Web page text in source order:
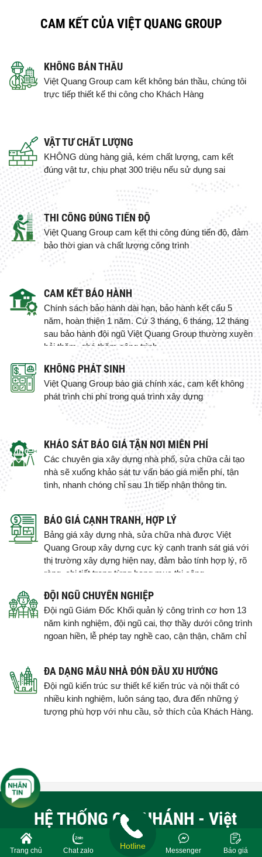
CAM KẾT CỦA VIỆT QUANG GROUP
KHÔNG BÁN THẦU
Việt Quang Group cam kết không bán thầu, chúng tôi
trực tiếp thiết kế thi công cho Khách Hàng
VẬT TƯ CHẤT LƯỢNG
KHÔNG dùng hàng giả, kém chất lượng, cam kết
đúng vật tư, chịu phạt 300 triệu nếu sử dụng sai
THI CÔNG ĐÚNG TIẾN ĐỘ
Việt Quang Group cam kết thi công đúng tiến độ, đảm
bảo thời gian và chất lượng công trình
CAM KẾT BẢO HÀNH
Chính sách bảo hành dài hạn, bảo hành kết cấu 5
năm, hoàn thiện 1 năm. Cứ 3 tháng, 6 tháng, 12 tháng
sau bảo hành đội ngũ Việt Quang Group thường xuyên
hỏi thăm, ghé thăm công trình.
KHÔNG PHÁT SINH
Việt Quang Group báo giá chính xác, cam kết không
phát trình chi phí trong quá trình xây dựng
KHẢO SÁT BÁO GIÁ TẬN NƠI MIỄN PHÍ
Các chuyên gia xây dựng nhà phố, sửa chữa cải tạo
nhà sẽ xuống khảo sát tư vấn báo giá miễn phí, tận
tình, nhanh chóng chỉ sau 1h tiếp nhận thông tin.
BÁO GIÁ CẠNH TRANH, HỢP LÝ
Bảng giá xây dựng nhà, sửa chữa nhà được Việt
Quang Group xây dựng cực kỳ cạnh tranh sát giá với
thị trường xây dựng hiện nay, đảm bảo tính hợp lý, rõ
ràng, chi tiết trong từng hạng mục thi công.
ĐỘI NGŨ CHUYÊN NGHIỆP
Đội ngũ Giám Đốc Khối quản lý công trình cơ hơn 13
năm kinh nghiệm, đội ngũ cai, thợ thầy dưới công trình
ngoan hiền, lễ phép tay nghề cao, cận thận, chăm chỉ
ĐA DẠNG MẪU NHÀ ĐÓN ĐẦU XU HƯỚNG
Đội ngũ kiến trúc sư thiết kế kiến trúc và nội thất có
nhiều kinh nghiệm, luôn sáng tạo, đưa đến những ý
tượng phù hợp với nhu cầu, sở thích của Khách Hàng.
HỆ THỐNG CHI NHÁNH - Việt
Quang GROUP
Trang chủ Chat zalo Báo giá
Messenger
Hotline